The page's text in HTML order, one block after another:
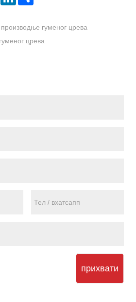
гуменог црева
црева
прихвати